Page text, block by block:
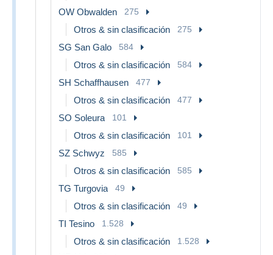
OW Obwalden 275
Otros & sin clasificación 275
SG San Galo 584
Otros & sin clasificación 584
SH Schaffhausen 477
Otros & sin clasificación 477
SO Soleura 101
Otros & sin clasificación 101
SZ Schwyz 585
Otros & sin clasificación 585
TG Turgovia 49
Otros & sin clasificación 49
TI Tesino 1.528
Otros & sin clasificación 1.528